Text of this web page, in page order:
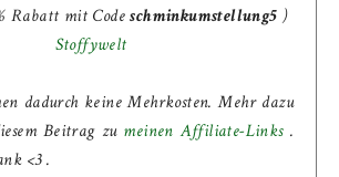
Rabatt mit Codeschminkumstellung5 )
Stoffywelt
dadurch keine Mehrkosten. Mehr dazu
Beitrag zu meinen Affiliate-Links .
<3 .